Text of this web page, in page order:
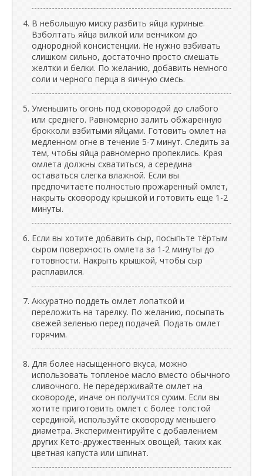
В небольшую миску разбить яйца куриные.
Взболтать яйца вилкой или венчиком до
однородной консистенции. Не нужно взбивать
слишком сильно, достаточно просто смешать
желтки и белки. По желанию, добавить немного
соли и черного перца в яичную смесь.
Уменьшить огонь под сковородой до слабого
или среднего. Равномерно залить обжаренную
брокколи взбитыми яйцами. Готовить омлет на
медленном огне в течение 5-7 минут. Следить за
тем, чтобы яйца равномерно пропеклись. Края
омлета должны схватиться, а середина
оставаться слегка влажной. Если вы
предпочитаете полностью прожаренный омлет,
накрыть сковороду крышкой и готовить еще 1-2
минуты.
Если вы хотите добавить сыр, посыпьте тёртым
сыром поверхность омлета за 1-2 минуты до
готовности. Накрыть крышкой, чтобы сыр
расплавился.
Аккуратно поддеть омлет лопаткой и
переложить на тарелку. По желанию, посыпать
свежей зеленью перед подачей. Подать омлет
горячим.
Для более насыщенного вкуса, можно
использовать топленое масло вместо обычного
сливочного. Не передерживайте омлет на
сковороде, иначе он получится сухим. Если вы
хотите приготовить омлет с более толстой
серединой, используйте сковороду меньшего
диаметра. Экспериментируйте с добавлением
других Кето-дружественных овощей, таких как
цветная капуста или шпинат.